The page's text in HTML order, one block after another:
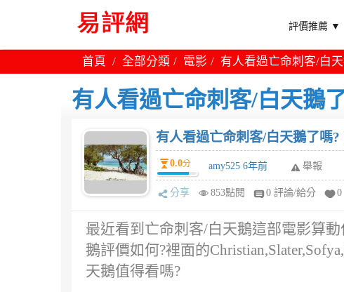
評價推薦 ▼
首頁 全部分類 電影 有人看過亡命刺客/白
有人看過亡命刺客/白天鵝
有人看過亡命刺客/白天鵝了嗎
0.0分 amy525 6年前 舉報
分享 853點閱 0 評論/給分 0
最近看到亡命刺客/白天鵝這部電影算
鵝評價如何?裡面的
天鵝值得看嗎?